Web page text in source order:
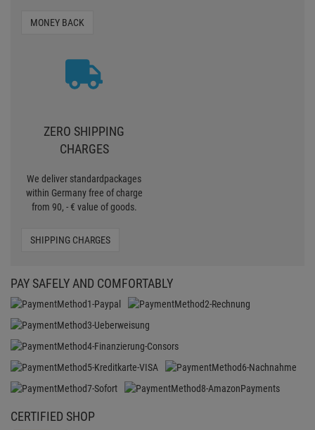
MONEY BACK
ZERO SHIPPING
CHARGES
We deliver standardpackages
within Germany free of charge
from 90, - € value of goods.
SHIPPING CHARGES
PAY SAFELY AND COMFORTABLY
CERTIFIED SHOP